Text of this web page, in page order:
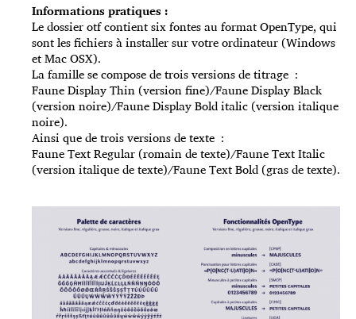
Informations pratiques :
Le dossier otf contient six fontes au format OpenType, qui
sont les fichiers à installer sur votre ordinateur (Windows
et Mac OSX).
La famille se compose de trois versions de titrage :
Faune Display Thin (version fine)/Faune Display Black
(version noire)/Faune Display Bold italic (version italique
noire).
Ainsi que de trois versions de texte :
Faune Text Regular (romain de texte)/Faune Text Italic
(version italique de texte)/Faune Text Bold (gras de texte).